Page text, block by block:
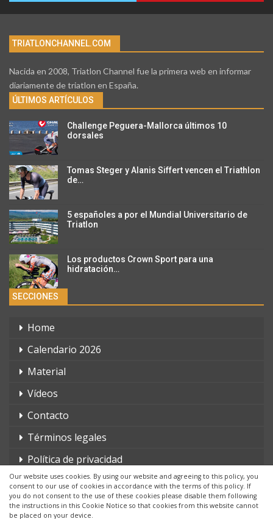
Our website uses cookies. By using our website and agreeing to this policy, you
consent to our use of cookies in accordance with the terms of this policy. If
you do not consent to the use of these cookies please disable them following
the instructions in this Cookie Notice so that cookies from this website cannot
be placed on your device.
TRIATLONCHANNEL.COM
Nacida en 2008, Triatlon Channel fue la primera web en informar
diariamente de triatlon en España.
ÚLTIMOS ARTÍCULOS
Challenge Peguera-Mallorca últimos 10
dorsales
Tomas Steger y Alanis Siffert vencen el Triathlon
de…
5 españoles a por el Mundial Universitario de
Triatlon
Los productos Crown Sport para una
hidratación…
SECCIONES
Home
Calendario 2026
Material
Vídeos
Contacto
Términos legales
Política de privacidad
© 2026 - triatlonchannel.com. Todos los derechos reservados.